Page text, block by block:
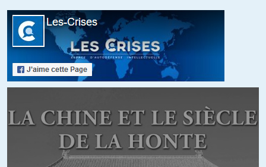
un atterrissage en douceur???
Vous avez une drôle lecture de l’histoire.
Et l’URSS n’était pas un empire, juste un avatar de l’empire
russe. Et l’atterrissage que vous décrivez a tellement éte doux
qu’on est encore en pleine gestion des secousses.
RGT//05.03.2023 à 18h57
Il y a quand-même une grande différence entre la défunte